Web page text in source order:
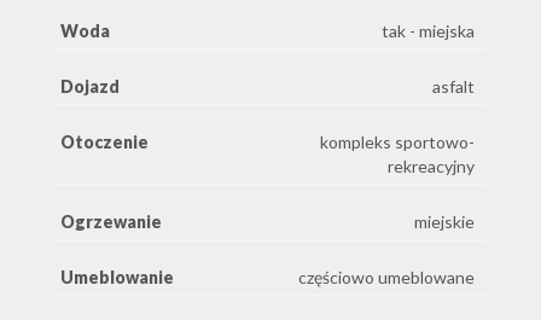
Woda tak - miejska
Dojazd asfalt
Otoczenie
kompleks sportowo-
rekreacyjny
Ogrzewanie miejskie
Umeblowanie częściowo umeblowane